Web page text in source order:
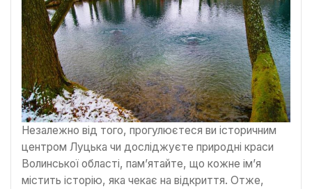
Незалежно від того, прогулюєтеся ви історичним
центром Луцька чи досліджуєте природні краси
Волинської області, пам’ятайте, що кожне ім’я
містить історію, яка чекає на відкриття. Отже,